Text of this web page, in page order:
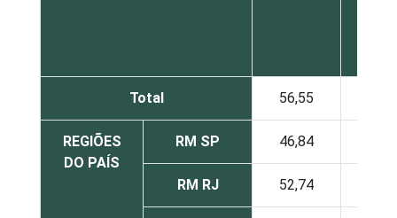
Total 56,55
REGIÕES
DO PAÍS
RM SP 46,84
RM RJ 52,74